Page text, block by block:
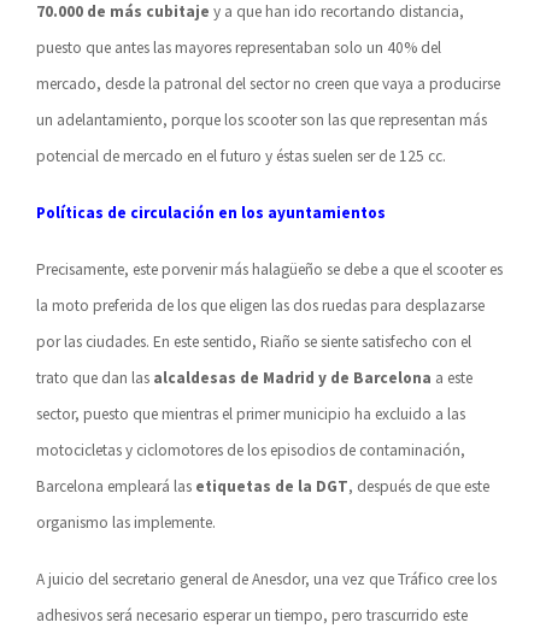
70.000 de más cubitaje y a que han ido recortando distancia,
puesto que antes las mayores representaban solo un 40% del
mercado, desde la patronal del sector no creen que vaya a producirse
un adelantamiento, porque los scooter son las que representan más
potencial de mercado en el futuro y éstas suelen ser de 125 cc.
Políticas de circulación en los ayuntamientos
Precisamente, este porvenir más halagüeño se debe a que el scooter es
la moto preferida de los que eligen las dos ruedas para desplazarse
por las ciudades. En este sentido, Riaño se siente satisfecho con el
trato que dan las alcaldesas de Madrid y de Barcelona a este
sector, puesto que mientras el primer municipio ha excluido a las
motocicletas y ciclomotores de los episodios de contaminación,
Barcelona empleará las etiquetas de la DGT, después de que este
organismo las implemente.
A juicio del secretario general de Anesdor, una vez que Tráfico cree los
adhesivos será necesario esperar un tiempo, pero trascurrido este